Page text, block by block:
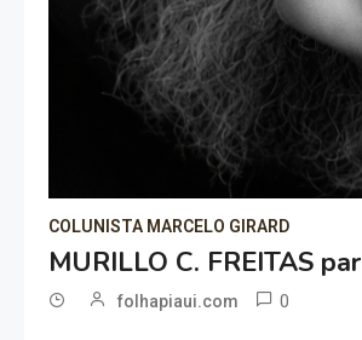
COLUNISTA MARCELO GIRARD
MURILLO C. FREITAS
folhapiaui.com 0